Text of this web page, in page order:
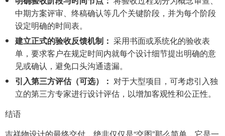
中期方案评审、终稿确认等几个关键阶段，并为每个阶段
设定明确的时间表。
建立正式的验收反馈机制： 采用书面或系统化的验收表
单，要求客户在规定时间内就每个设计细节提出明确的意
见或确认，避免口头沟通遗漏。
引入第三方评估（可选）： 对于大型项目，可考虑引入独
立的第三方专家进行设计评估，以增加客观性和公正性。
结语
吉祥物设计的最终交付，绝非仅仅是“交图”那么简单，它是一